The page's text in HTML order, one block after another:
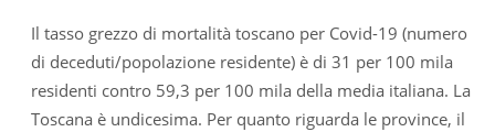
Il tasso grezzo di mortalità toscano per Covid-19 (numero
di deceduti/popolazione residente) è di 31 per 100 mila
residenti contro 59,3 per 100 mila della media italiana. La
Toscana è undicesima. Per quanto riguarda le province, il